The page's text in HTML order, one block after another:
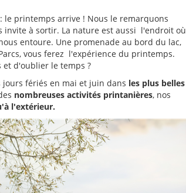
printemps arrive ! Nous le remarquons
invite à sortir. La nature est aussi l'endroit où
entoure. Une promenade au bord du lac,
vous ferez l'expérience du printemps.
et d'oublier le temps ?
jours fériés en mai et juin dans les plus belles
nombreuses activités printanières, nos
l'extérieur.